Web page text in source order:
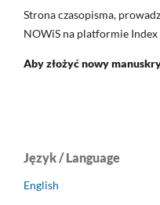
Strona czasopisma,
NOWiS na platformie
Aby złożyć nowy
Język / Language
English